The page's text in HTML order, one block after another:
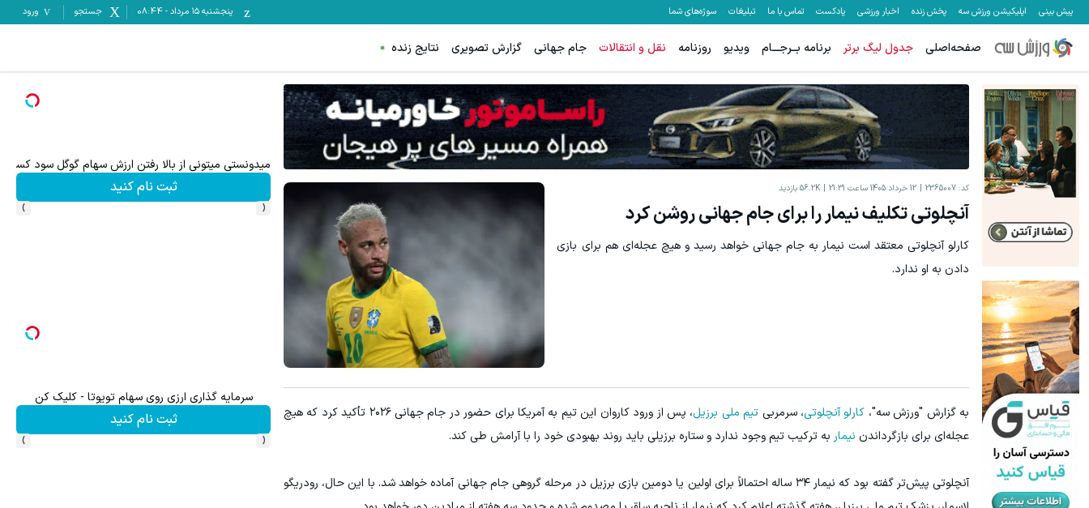
پیش بینی اپلیکیشن ورزش سه پخش زنده اخبار ورزشی پادکست تماس با ما تبلیغات سوژه‌های شما پنجشنبه ۱۵ مرداد -
08:44 جستجو ورود
صفحه‌اصلی جدول لیگ برتر برنامه بــرجـــام ویدیو روزنامه نقل و انتقالات جام جهانی گزارش تصویری نتایج زنده
کد: 2365007 12 خرداد 1405 ساعت 21:31 56.2K بازدید
آنچلوتی تکلیف نیمار را برای جام جهانی روشن کرد
کارلو آنچلوتی معتقد است نیمار به جام جهانی خواهد رسید و هیچ عجله‌ای هم برای بازی
دادن به او ندارد.
به گزارش "ورزش سه"، کارلو آنچلوتی، سرمربی تیم ملی برزیل
، پس از ورود کاروان این تیم به آمریکا برای حضور در جام جهانی ۲۰۲۶ تأکید کرد که هیچ
عجله‌ای برای بازگرداندن نیمار به ترکیب تیم وجود ندارد و ستاره برزیلی باید روند بهبودی خود را با آرامش طی کند.
آنچلوتی پیش‌تر گفته بود که نیمار ۳۴ ساله احتمالاً برای اولین یا دومین بازی برزیل در مرحله گروهی جام جهانی آماده خواهد شد. با این حال، رودریگو
میدونستی میتونی از بالا رفتن ارزش سهام گوگل سود کسب کنی؟
ثبت نام کنید
ترید XAUUSD با اسپرد از صفر پیپ ترید EURUSD با اسپرد از صفر پیپ
ثبت نام کنید
۵۰ درصد کش بک کمیسیون معاملات در حساب ecn بروکر اینوسلو
ثبت نام کنید
‹
›
سرمایه گذاری ارزی روی سهام تویوتا - کلیک کن
ثبت نام کنید ثبت نام کنید ثبت نام کنید
میدونستی میتونی از بالا رفتن ارزش سهام گوگل سود کسب
ثبت نام کنید
‹
›